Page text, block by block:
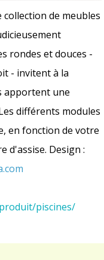
de meubles
rondes et douces -
- invitent à la
apportent une
différents modules
en fonction de votre
d'assise. Design :
piscines/